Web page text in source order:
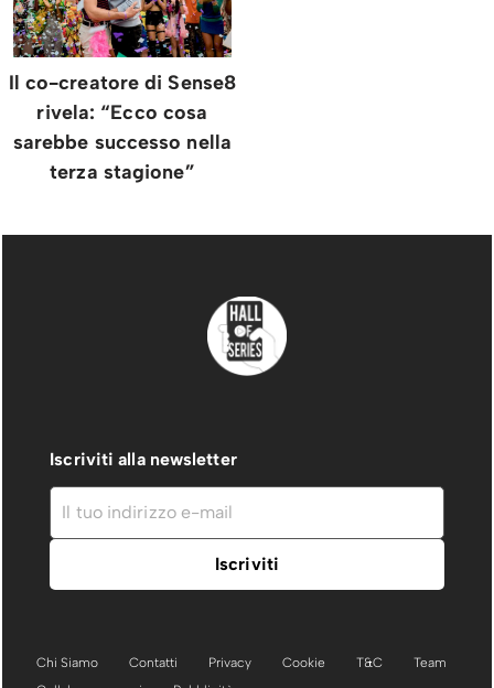
Il co-creatore di Sense8
rivela: “Ecco cosa
sarebbe successo nella
terza stagione”
Iscriviti alla newsletter
Chi Siamo Contatti Privacy Cookie T&C
Team